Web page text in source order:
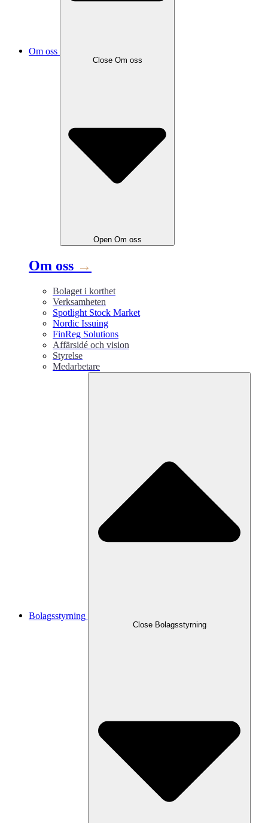
Om oss
Close Om oss
Open Om oss
Om oss →
Bolaget i korthet
Verksamheten
Spotlight Stock Market
Nordic Issuing
FinReg Solutions
Affärsidé och vision
Styrelse
Medarbetare
Bolagsstyrning
Close Bolagsstyrning